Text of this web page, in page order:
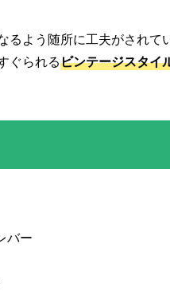
よう随所に工夫がされて
ぐられるビンテージスタイ
バー